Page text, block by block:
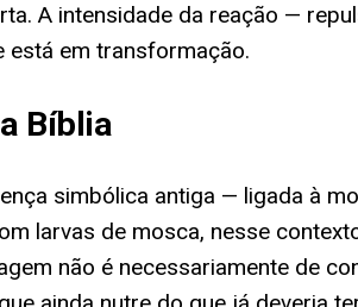
A intensidade da reação —
em transformação.
Bíblia
simbólica antiga — ligada à
larvas de mosca, nesse
não é necessariamente de